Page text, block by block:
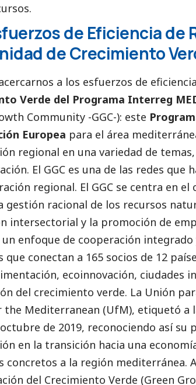
de Eficiencia de
de Crecimiento
a los esfuerzos de
Verde del Programa Interreg
Community -GGC-): este
Europea para el área
regional en una variedad de
El GGC es una de las redes que
regional. El GGC se centra en
gestión racional de los recursos
intersectorial y la promoción de
enfoque de cooperación
que conectan a 165 socios de 12
ecoinnovación, ciudades
del crecimiento verde. La Unión
the Mediterranean (UfM), etiquetó a
de 2019, reconociendo así su
en la transición hacia una
concretos a la región mediterránea.
del Crecimiento Verde (Green